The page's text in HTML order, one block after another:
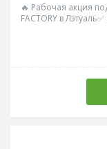
🔥 Рабочая акция
FACTORY в